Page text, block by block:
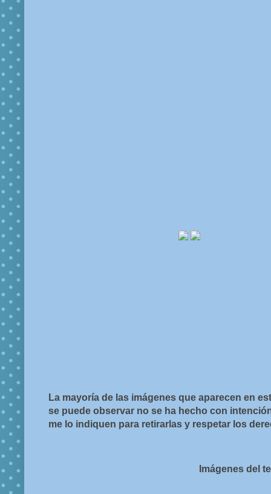
La mayoría de las imágenes que aparecen en
se puede observar no se ha hecho con
me lo indiquen para retirarlas y respetar los
Imágenes del